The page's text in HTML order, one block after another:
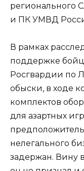
регионального
и ПК УМВД
В рамках
поддержке
Росгвардии по
обыски, в ходе
комплектов
для азартных
нелегального
задержан. Вину